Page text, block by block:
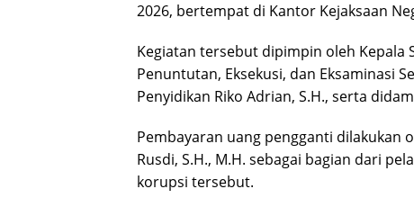
2026, bertempat di Kantor Kejaksaan
Kegiatan tersebut dipimpin oleh Kepala
Penuntutan, Eksekusi, dan Eksaminasi
Penyidikan Riko Adrian, S.H., serta
Pembayaran uang pengganti dilakukan
Rusdi, S.H., M.H. sebagai bagian dari
korupsi tersebut.